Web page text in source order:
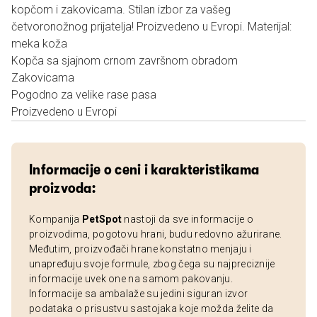
kopčom i zakovicama. Stilan izbor za vašeg
četvoronožnog prijatelja! Proizvedeno u Evropi. Materijal:
meka koža
Kopča sa sjajnom crnom završnom obradom
Zakovicama
Pogodno za velike rase pasa
Proizvedeno u Evropi
Informacije o ceni i karakteristikama
proizvoda:
Kompanija PetSpot nastoji da sve informacije o
proizvodima, pogotovu hrani, budu redovno ažurirane.
Međutim, proizvođači hrane konstatno menjaju i
unapređuju svoje formule, zbog čega su najpreciznije
informacije uvek one na samom pakovanju.
Informacije sa ambalaže su jedini siguran izvor
podataka o prisustvu sastojaka koje možda želite da